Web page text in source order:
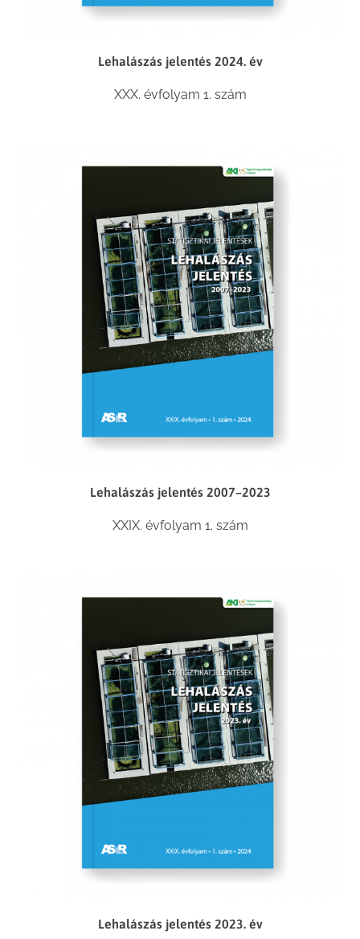
Lehalászás jelentés 2024. év
XXX. évfolyam 1. szám
Lehalászás jelentés 2007–2023
XXIX. évfolyam 1. szám
Lehalászás jelentés 2023. év